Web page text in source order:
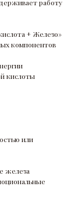
работу
+ Железо»
компонентов
кислоты
или
железа